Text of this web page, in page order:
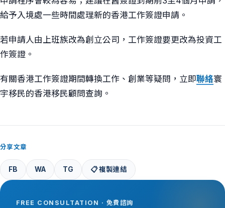
給予入境處一些時間處理新的香港工作簽證申請。
若申請人由上班族改為創立公司，工作簽證要更改為投資工
作簽證。
有關香港工作簽證期間轉換工作、創業等疑問，立即聯絡寰
宇移民的香港移民顧問查詢。
分享文章
FB WA TG 📋 複製連結
FREE CONSULTATION · 免費諮詢